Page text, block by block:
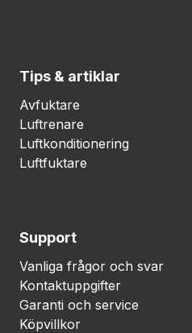
Tips & artiklar
Avfuktare
Luftrenare
Luftkonditionering
Luftfuktare
Support
Vanliga frågor och svar
Kontaktuppgifter
Garanti och service
Köpvillkor